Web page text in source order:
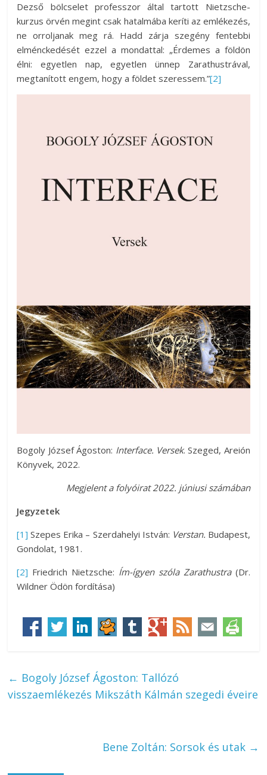
Dezső bölcselet professzor által tartott Nietzsche-
kurzus örvén megint csak hatalmába keríti az emlékezés,
ne orroljanak meg rá. Hadd zárja szegény fentebbi
elménckedését ezzel a mondattal: „Érdemes a földön
élni: egyetlen nap, egyetlen ünnep Zarathustrával,
megtanított engem, hogy a földet szeressem.”[2]
Bogoly József Ágoston: Interface. Versek. Szeged, Areión
Könyvek, 2022.
Megjelent a folyóirat 2022. júniusi számában
Jegyzetek
[1] Szepes Erika – Szerdahelyi István: Verstan. Budapest,
Gondolat, 1981.
[2] Friedrich Nietzsche: Ím-ígyen szóla Zarathustra (Dr.
Wildner Ödön fordítása)
← Bogoly József Ágoston: Tallózó
visszaemlékezés Mikszáth Kálmán szegedi éveire
Bene Zoltán: Sorsok és utak →